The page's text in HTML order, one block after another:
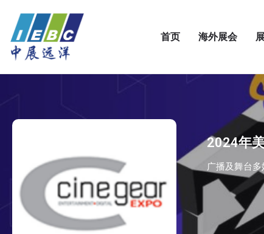
首页 海外展会
2024年
广播及舞台